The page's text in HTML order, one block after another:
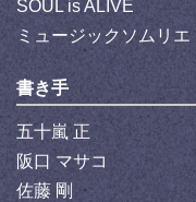
SOUL is ALIVE
ミュージックソムリエ
書き手
五十嵐 正
阪口 マサコ
佐藤 剛